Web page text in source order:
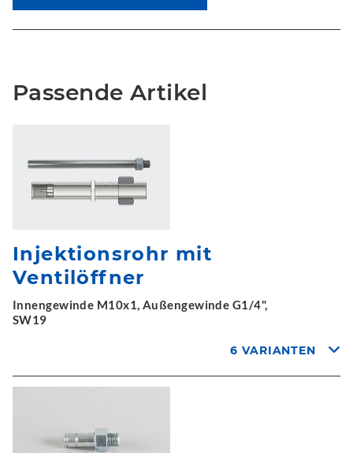
Passende Artikel
Injektionsrohr mit
Ventilöffner
Innengewinde M10x1, Außengewinde G1/4",
SW19
6 VARIANTEN